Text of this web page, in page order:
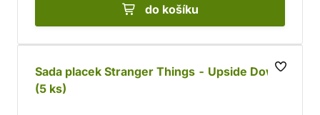
do košíku
Sada placek Stranger Things - Upside Down
(5 ks)